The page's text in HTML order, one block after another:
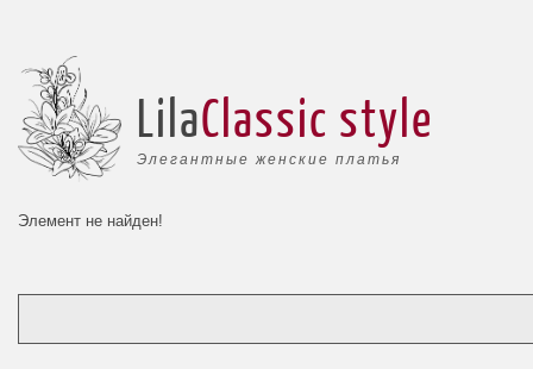
Элегантные женские платья
LilaClassic style
Элемент не найден!